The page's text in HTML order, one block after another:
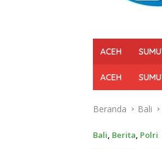
ACEH
ACEH
Beranda Bali
Bali, Berita, Polri